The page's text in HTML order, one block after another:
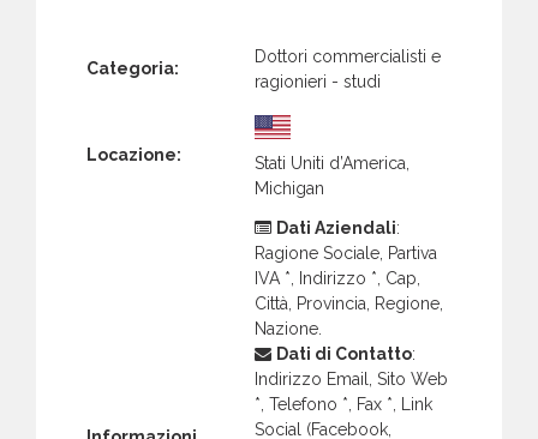
Categoria:
Dottori commercialisti e
ragionieri - studi
Locazione:
Stati Uniti d’America,
Michigan
Dati Aziendali:
Ragione Sociale, Partiva
IVA *, Indirizzo *, Cap,
Città, Provincia, Regione,
Nazione.
Dati di Contatto:
Indirizzo Email, Sito Web
*, Telefono *, Fax *, Link
Social (Facebook,